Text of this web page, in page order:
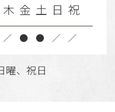
木 金 土 日 祝
／ ● ● ／ ／
曜、祝日